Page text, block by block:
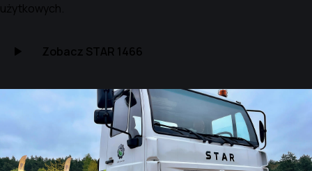
użytkowych.
Zobacz STAR 1466